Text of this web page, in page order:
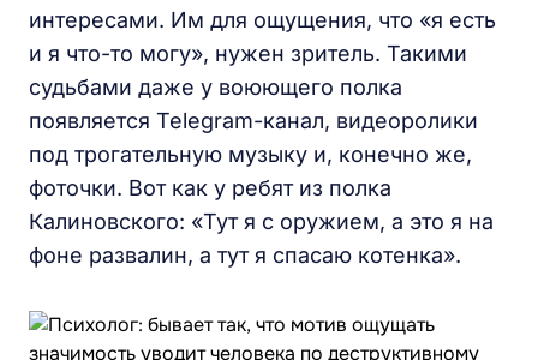
интересами. Им для ощущения, что «я есть
и я что-то могу», нужен зритель. Такими
судьбами даже у воюющего полка
появляется Telegram-канал, видеоролики
под трогательную музыку и, конечно же,
фоточки. Вот как у ребят из полка
Калиновского: «Тут я с оружием, а это я на
фоне развалин, а тут я спасаю котенка».